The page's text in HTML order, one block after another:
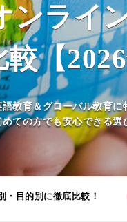
ンライ
【
教育＆グローバル教育
ての方でも安心できる選
・目的別に徹底比較！